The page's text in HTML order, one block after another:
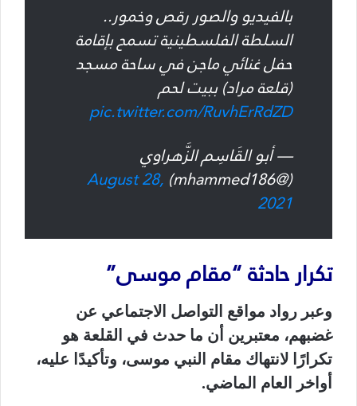
بالفيديو والصور رقص وخمور..
السلطة الفلسطينية تسمح بإقامة
حفل غنائي ماجن في ساحة مسجد
(قلعة مراد) ببيت لحم
pic.twitter.com/RuvhErRdZD
— أبو القَاسِم الزَّهراوي
(@mhammed186)
August 28,
2021
تكرار حادثة “مقام موسى”
وعبر رواد مواقع التواصل الاجتماعي عن
غضبهم، معتبرين أن ما حدث في القلعة هو
تكرارًا لانتهاك مقام النبي موسى، وتأكيدًا عليه،
أواخر العام الماضي.